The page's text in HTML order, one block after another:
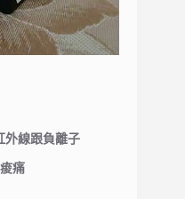
外線跟負離子
痛